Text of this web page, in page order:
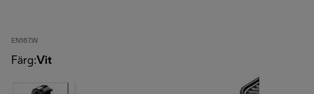
EN167.W
Färg:Vit